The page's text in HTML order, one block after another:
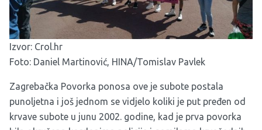
Izvor: Crol.hr
Foto: Daniel Martinović, HINA/Tomislav Pavlek
Zagrebačka Povorka ponosa ove je subote postala
punoljetna i još jednom se vidjelo koliki je put pređen od
krvave subote u junu 2002. godine, kad je prva povorka